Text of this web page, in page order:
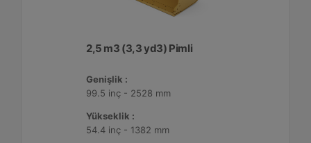
2,5 m3 (3,3 yd3) Pimli
Genişlik :
99.5 inç - 2528 mm
Yükseklik :
54.4 inç - 1382 mm